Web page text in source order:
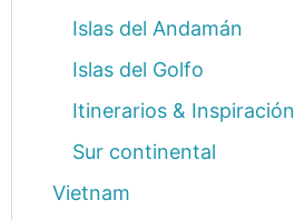
Islas del Andamán
Islas del Golfo
Itinerarios & Inspiración
Sur continental
Vietnam